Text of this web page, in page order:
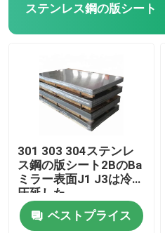
PPGIの鋼鉄コイル
炭素鋼のコイル
ステンレス鋼の版シート
301 303 304ステンレ
ス鋼の版シート2BのBa
ミラー表面J1 J3は冷間
圧延した
ベストプライス